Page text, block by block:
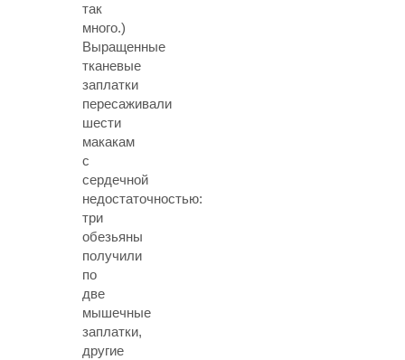
так
много.)
Выращенные
тканевые
заплатки
пересаживали
шести
макакам
с
сердечной
недостаточностью:
три
обезьяны
получили
по
две
мышечные
заплатки,
другие